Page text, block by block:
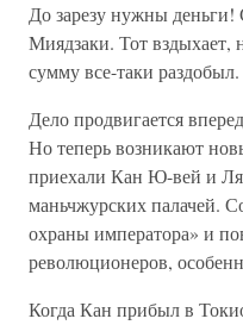
До зарезу нужны деньги!
Миядзаки. Тот вздыхает,
сумму все-таки
Дело продвигается
Но теперь возникают
приехали Кан Ю-вей и
маньчжурских палачей.
охраны императора» и
революционеров,
Когда Кан прибыл в